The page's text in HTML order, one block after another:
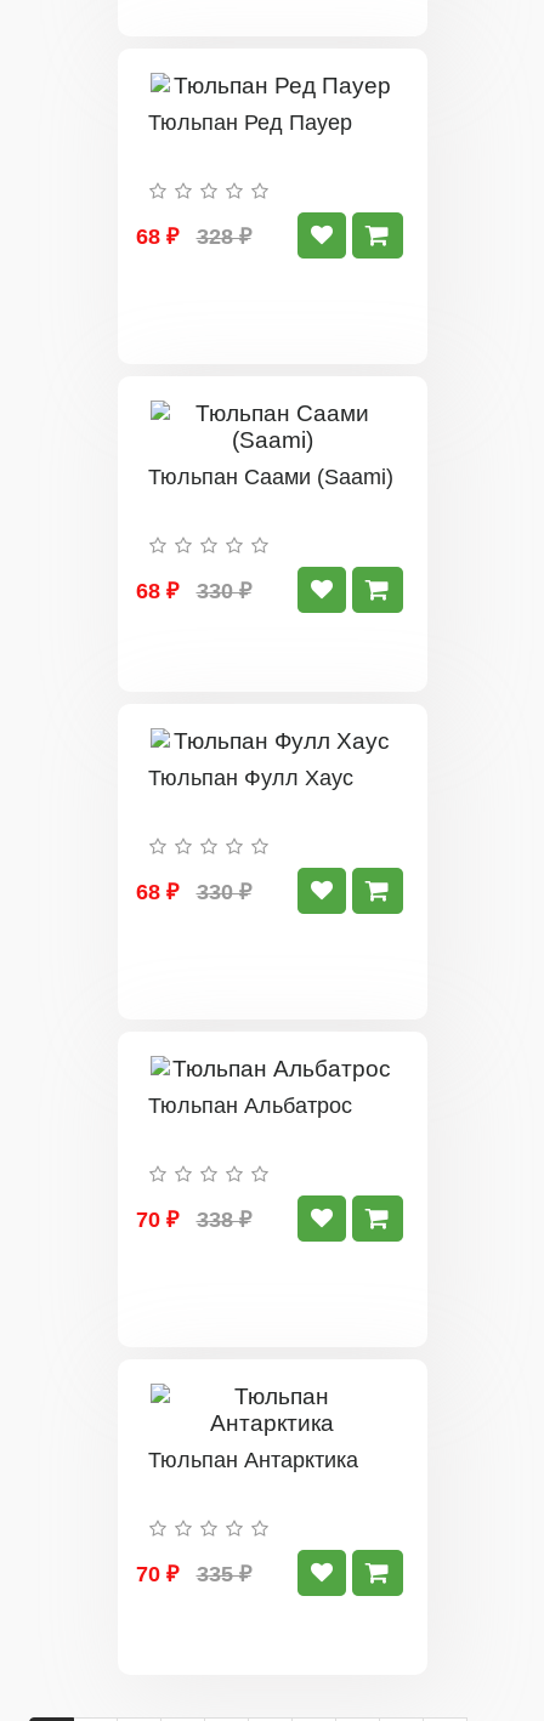
Тюльпан Ред Пауер
68 ₽ 328 ₽
Тюльпан Саами (Saami)
68 ₽ 330 ₽
Тюльпан Фулл Хаус
68 ₽ 330 ₽
Тюльпан Альбатрос
70 ₽ 338 ₽
Тюльпан Антарктика
70 ₽ 335 ₽